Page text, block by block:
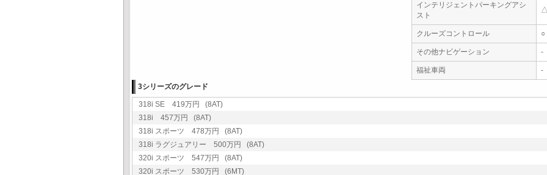
インテリジェントパーキングアシ
スト
クルーズコントロール ○
その他ナビゲーション -
福祉車両
-
3シリーズのグレード
318i SE 419万円 (8AT)
318i 457万円 (8AT)
318i スポーツ 478万円 (8AT)
318i ラグジュアリー 500万円 (8AT)
320i スポーツ 547万円 (8AT)
320i スポーツ 530万円 (6MT)